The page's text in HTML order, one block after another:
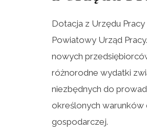
Dotacja z Urzędu
Powiatowy Urząd
nowych
różnorodne wydatki
niezbędnych do
określonych warunków
gospodarczej.